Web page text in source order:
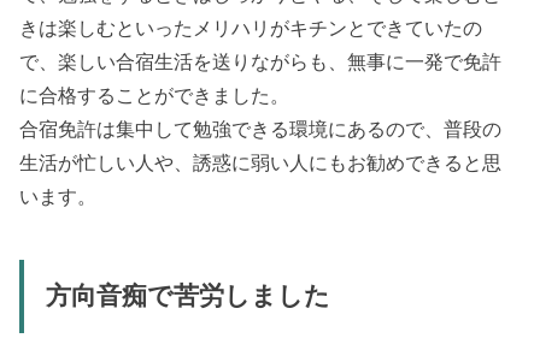
きは楽しむといったメリハリがキチンとできていたの
で、楽しい合宿生活を送りながらも、無事に一発で免許
に合格することができました。
合宿免許は集中して勉強できる環境にあるので、普段の
生活が忙しい人や、誘惑に弱い人にもお勧めできると思
います。
方向音痴で苦労しました